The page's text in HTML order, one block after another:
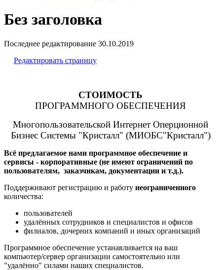
Без заголовка
Последнее редактирование 30.10.2019
Редактировать страницу
СТОИМОСТЬ
ПРОГРАММНОГО ОБЕСПЕЧЕНИЯ
Многопользовательской Интернет Оперционной
Бизнес Системы "Кристалл" (МИОБС"Кристалл")
Всё предлагаемое нами программное обеспечение и
сервисы - корпоративные (не имеют ограничений по
пользователям, заказчикам, документации и т.д.).
Поддерживают регистрацию и работу неограниченного
количества:
пользователей
удалённых сотрудников и специалистов и офисов
филиалов, дочерних компаний и иных организаций
Программное обеспечение устанавливается на ваш
компьютер/сервер организации самостоятельно или
"удалённо" силами наших специалистов.